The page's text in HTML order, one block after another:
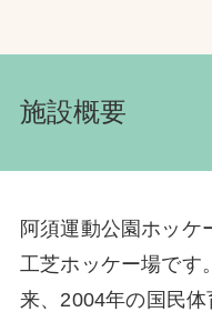
文字の見えづらさ
施設概要
阿須運動公園ホッケ
工芝ホッケー場です
来、2004年の国民